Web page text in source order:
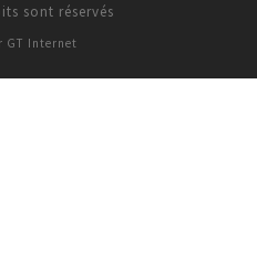
sont réservés
GT Internet